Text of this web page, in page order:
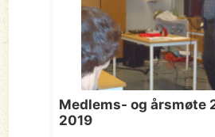
Medlems- og årsmøte
2019